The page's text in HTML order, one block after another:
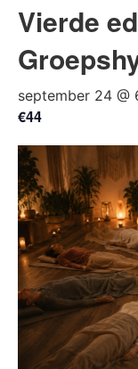
Vierde
september 24 @
€44